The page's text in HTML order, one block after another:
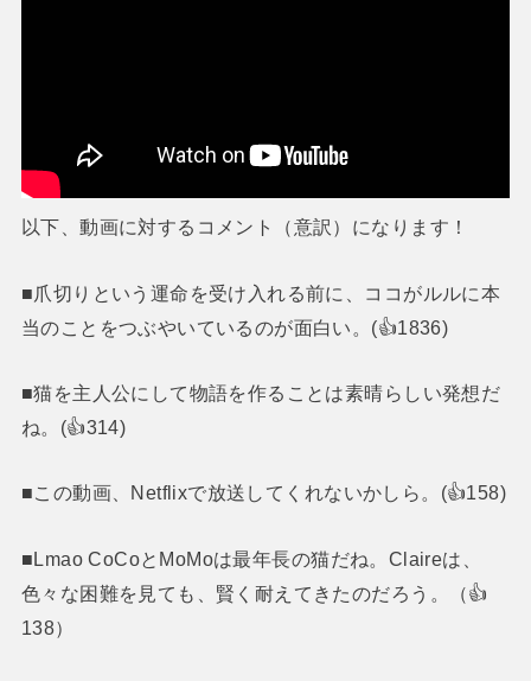
以下、動画に対するコメント（意訳）になります！
■爪切りという運命を受け入れる前に、ココがルルに本
当のことをつぶやいているのが面白い。(👍1836)
■猫を主人公にして物語を作ることは素晴らしい発想だ
ね。(👍314)
■この動画、Netflixで放送してくれないかしら。(👍158)
■Lmao CoCoとMoMoは最年長の猫だね。Claireは、
色々な困難を見ても、賢く耐えてきたのだろう。（👍
138）